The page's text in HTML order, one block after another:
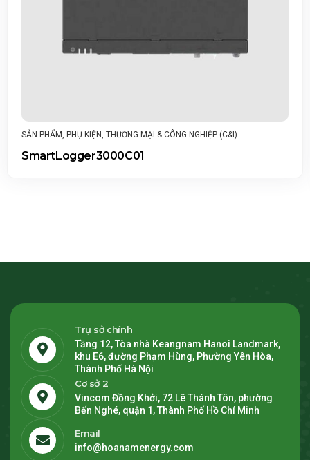
SẢN PHẨM ,THƯƠNG MẠI & CÔNG NGHIỆP (C&I)
Hệ thống lưu trữ năng lượng chuỗi
Trụ sở chính
Tầng 12, Tòa nhà Keangnam Hanoi Landmark,
khu E6, đường Phạm Hùng, Phường Yên Hòa,
Thành Phố Hà Nội
Cơ sở 2
Vincom Đồng Khởi, 72 Lê Thánh Tôn, phường
Bến Nghé, quận 1, Thành Phố Hồ Chí Minh
Email
info@hoanamenergy.com